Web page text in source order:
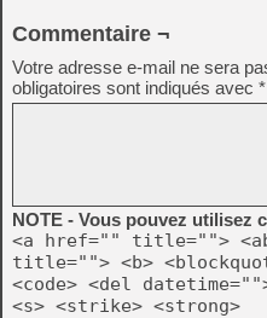
Commentaire ¬
Votre adresse e-mail ne sera
obligatoires sont indiqués avec *
NOTE - Vous pouvez utilisez
<a href="" title="">
title=""> <b>
<code> <del
<s> <strike> <strong>